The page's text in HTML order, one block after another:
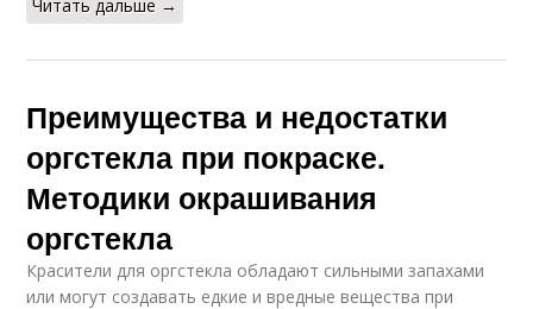
Читать дальше →
Преимущества и недостатки
оргстекла при покраске.
Методики окрашивания
оргстекла
Красители для оргстекла обладают сильными запахами
или могут создавать едкие и вредные вещества при